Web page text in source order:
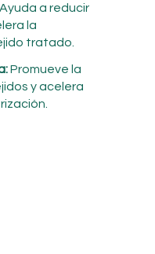
a reducir
la
tratado.
Promueve la
y acelera